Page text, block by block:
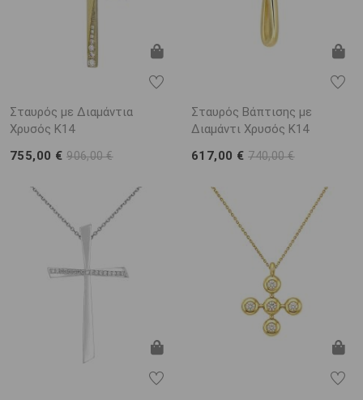
Σταυρός με Διαμάντια
Χρυσός K14
755,00 €906,00 €
Σταυρός Βάπτισης με
Διαμάντι Χρυσός K14
617,00 €740,00 €